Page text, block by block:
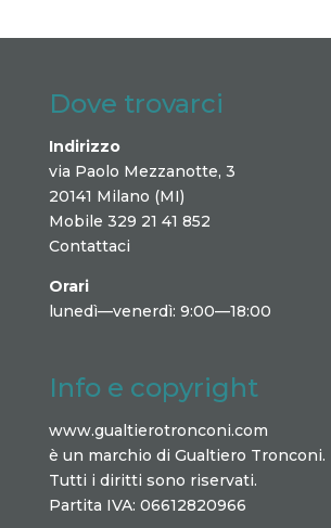
Dove trovarci
Indirizzo
via Paolo Mezzanotte, 3
20141 Milano (MI)
Mobile 329 21 41 852
Contattaci
Orari
lunedì—venerdì: 9:00—18:00
Info e copyright
www.gualtierotronconi.com
è un marchio di Gualtiero Tronconi.
Tutti i diritti sono riservati.
Partita IVA: 06612820966